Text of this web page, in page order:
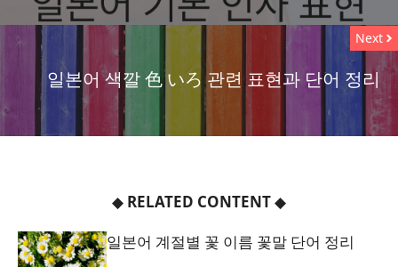
Next
일본어 색깔 色 いろ 관련 표현과 단어 정리
◆ RELATED CONTENT◆
일본어 계절별 꽃 이름 꽃말 단어 정리